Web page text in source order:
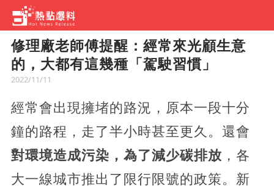
修理廠老師傅提醒：經常來光顧生意
的，大都有這幾種「駕駛習慣」
2022/11/11
經常會出現擁堵的路況，原本一段十分
鐘的路程，走了半小時甚至更久。還會
對環境造成污染，為了減少碳排放 ，各
大一線城市推出了限行限號的政策。新